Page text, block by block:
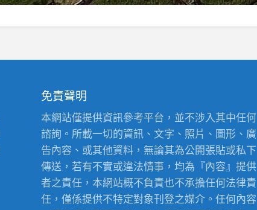
免責聲明
本網站僅提供資訊參考平台，並不涉入其中任何
諮詢。所載一切的資訊、文字、照片、圖形、廣
告內容、或其他資料，無論其為公開張貼或私下
傳送，若有不實或違法情事，均為『內容』提供
者之責任，本網站概不負責也不承擔任何法律責
任，僅係提供不特定對象刊登之媒介。任何內容